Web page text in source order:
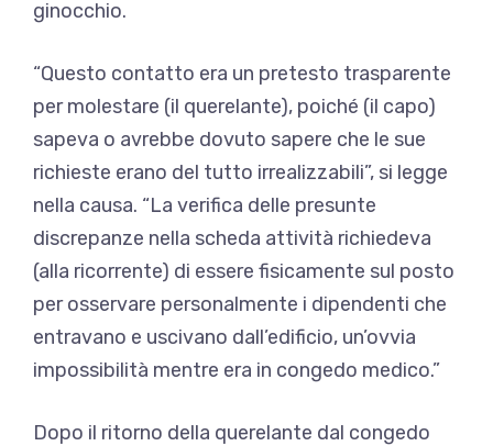
ginocchio.
“Questo contatto era un pretesto trasparente
per molestare (il querelante), poiché (il capo)
sapeva o avrebbe dovuto sapere che le sue
richieste erano del tutto irrealizzabili”, si legge
nella causa. “La verifica delle presunte
discrepanze nella scheda attività richiedeva
(alla ricorrente) di essere fisicamente sul posto
per osservare personalmente i dipendenti che
entravano e uscivano dall’edificio, un’ovvia
impossibilità mentre era in congedo medico.”
Dopo il ritorno della querelante dal congedo